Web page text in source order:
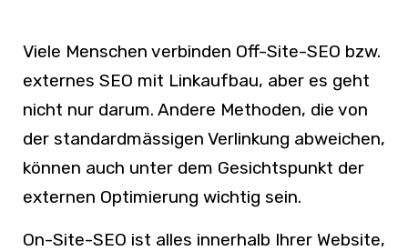
Viele Menschen verbinden Off-Site-SEO bzw.
externes SEO mit Linkaufbau, aber es geht
nicht nur darum. Andere Methoden, die von
der standardmässigen Verlinkung abweichen,
können auch unter dem Gesichtspunkt der
externen Optimierung wichtig sein.
On-Site-SEO ist alles innerhalb Ihrer Website,